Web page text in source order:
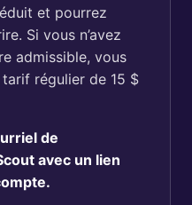
et pourrez
Si vous n’avez
admissible, vous
régulier de 15 $
de
avec un lien